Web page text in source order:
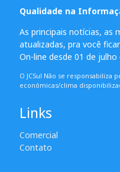
Qualidade na
As principais notícias, as
atualizadas, pra você
On-line desde 01 de julho
O JCSul Não se responsabiliza
econômicas/clima
Links
Comercial
Contato